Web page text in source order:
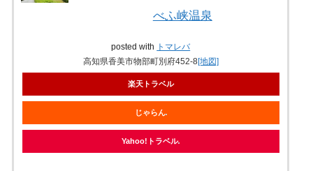
べふ峡温泉
posted with トマレバ
高知県香美市物部町別府452-8[地図]
楽天トラベル
じゃらん
Yahoo!トラベル